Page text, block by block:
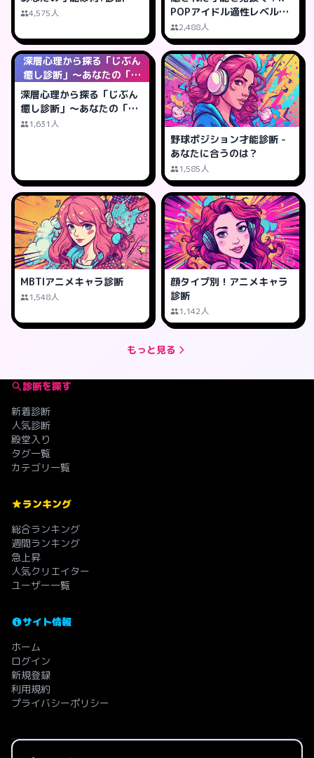
4,575人
POPアイドル適性レベル診
断2,488人
深層心理から探る「じぶん
癒し診断」～あなたの「癒
しの鍵」は何?
深層心理から探る「じぶん
癒し診断」～あなたの「癒
しの鍵」は何?
1,631人
野球ポジション才能診断 -
あなたに合うのは？
1,585人
MBTIアニメキャラ診断
1,548人
顔タイプ別！アニメキャラ
診断
1,142人
もっと見る
診断を探す
新着診断
人気診断
殿堂入り
タグ一覧
カテゴリ一覧
ランキング
総合ランキング
週間ランキング
急上昇
人気クリエイター
ユーザー一覧
サイト情報
ホーム
ログイン
新規登録
利用規約
プライバシーポリシー